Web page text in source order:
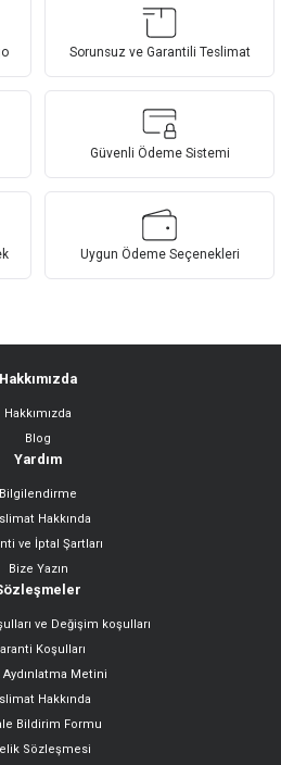
Sorunsuz ve Garantili Teslimat
Güvenli Ödeme Sistemi
Uygun Ödeme Seçenekleri
Hakkımızda
Hakkımızda
Blog
Yardım
Bilgilendirme
Hakkında
ve İptal Şartları
Bize Yazın
ve Değişim koşulları
Koşulları
Aydınlatma Metini
Hakkında
Bildirim Formu
Sözleşmesi